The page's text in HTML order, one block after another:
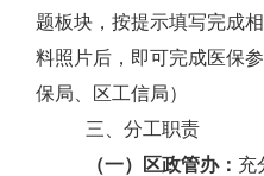
题板块，按提示填写完成
料照片后，即可完成医保
保局、区工信局）
三、分工职责
（一）区政管办： 充